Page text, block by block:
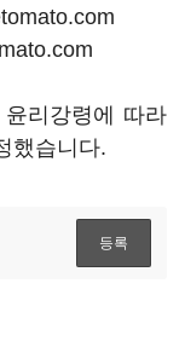
리강령에 따라
했습니다.